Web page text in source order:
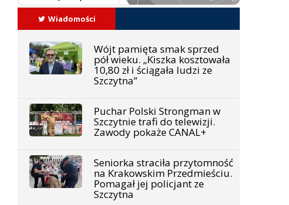
Wiadomości
Wójt pamięta smak sprzed
pół wieku. „Kiszka kosztowała
10,80 zł i ściągała ludzi ze
Szczytna”
Puchar Polski Strongman w
Szczytnie trafi do telewizji.
Zawody pokaże CANAL+
Seniorka straciła przytomność
na Krakowskim Przedmieściu.
Pomagał jej policjant ze
Szczytna